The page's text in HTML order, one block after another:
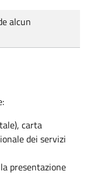
alcun
carta
dei servizi
presentazione